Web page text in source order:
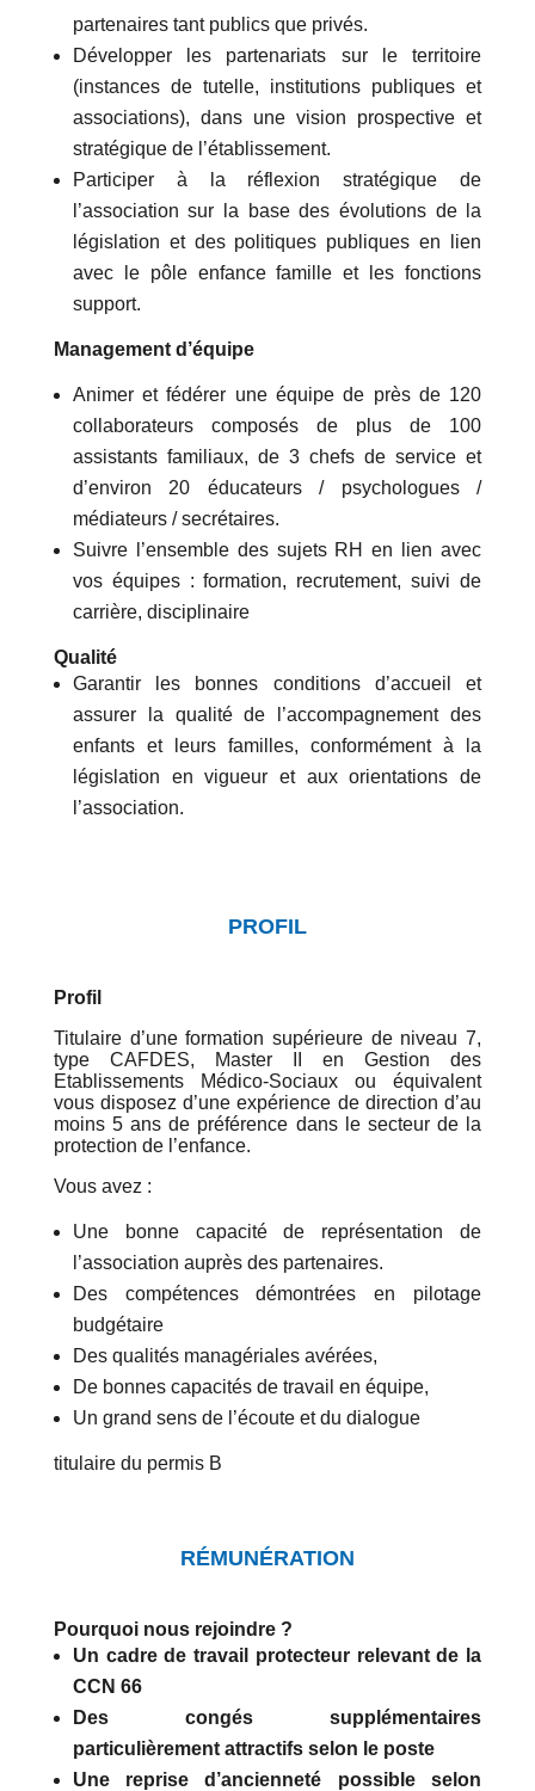
partenaires tant publics que privés.
Développer les partenariats sur le territoire
(instances de tutelle, institutions publiques et
associations), dans une vision prospective et
stratégique de l’établissement.
Participer à la réflexion stratégique de
l’association sur la base des évolutions de la
législation et des politiques publiques en lien
avec le pôle enfance famille et les fonctions
support.
Management d’équipe
Animer et fédérer une équipe de près de 120
collaborateurs composés de plus de 100
assistants familiaux, de 3 chefs de service et
d’environ 20 éducateurs / psychologues /
médiateurs / secrétaires.
Suivre l’ensemble des sujets RH en lien avec
vos équipes : formation, recrutement, suivi de
carrière, disciplinaire
Qualité
Garantir les bonnes conditions d’accueil et
assurer la qualité de l’accompagnement des
enfants et leurs familles, conformément à la
législation en vigueur et aux orientations de
l’association.
PROFIL
Profil
Titulaire d’une formation supérieure de niveau 7,
type CAFDES, Master II en Gestion des
Etablissements Médico-Sociaux ou équivalent
vous disposez d’une expérience de direction d’au
moins 5 ans de préférence dans le secteur de la
protection de l’enfance.
Vous avez :
Une bonne capacité de représentation de
l’association auprès des partenaires.
Des compétences démontrées en pilotage
budgétaire
Des qualités managériales avérées,
De bonnes capacités de travail en équipe,
Un grand sens de l’écoute et du dialogue
titulaire du permis B
RÉMUNÉRATION
Pourquoi nous rejoindre ?
Un cadre de travail protecteur relevant de la
CCN 66
Des congés supplémentaires
particulièrement attractifs selon le poste
Une reprise d’ancienneté possible selon